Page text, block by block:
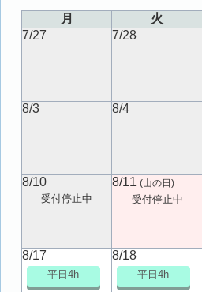
月 火
7/27
7/28
8/3 8/4
8/10
受付停止中
8/11(山の日)
受付停止中
8/17
平日4h
8/18
平日4h